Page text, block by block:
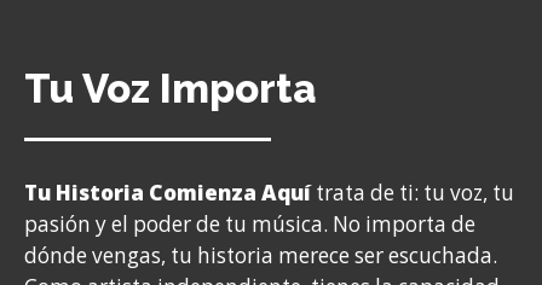
Tu Voz Importa
Tu Historia Comienza Aquítrata de ti: tu voz, tu
pasión y el poder de tu música. No importa de
dónde vengas, tu historia merece ser escuchada.